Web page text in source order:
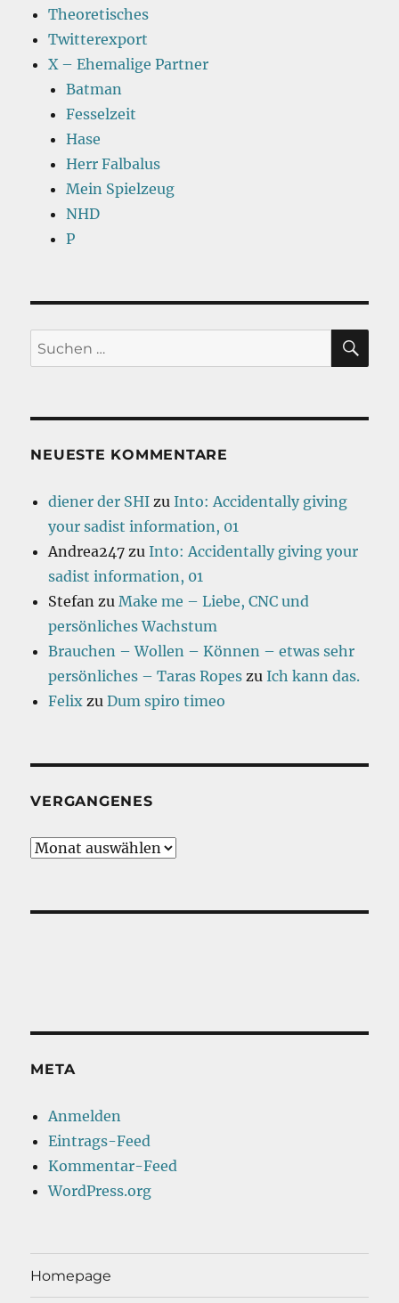
Theoretisches
Twitterexport
X – Ehemalige Partner
Batman
Fesselzeit
Hase
Herr Falbalus
Mein Spielzeug
NHD
P
Suchen
nach:
NEUESTE KOMMENTARE
diener der SHI zuInto: Accidentally giving
your sadist information, 01
Andrea247 zuInto: Accidentally giving your
sadist information, 01
Stefan zuMake me – Liebe, CNC und
persönliches Wachstum
Brauchen – Wollen – Können – etwas sehr
persönliches – Taras Ropes zuIch kann das.
Felix zuDum spiro timeo
VERGANGENES
Vergangenes
META
Anmelden
Eintrags-Feed
Kommentar-Feed
WordPress.org
Homepage